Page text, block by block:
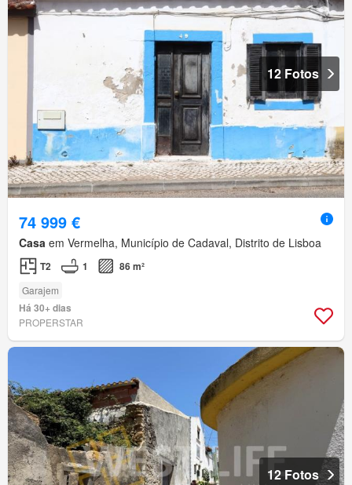
12 Fotos
74 999 €
Casa em Vermelha, Município de Cadaval, Distrito de Lisboa
T2 1 86 m²
Garajem
Há 30+ dias
PROPERSTAR
12 Fotos